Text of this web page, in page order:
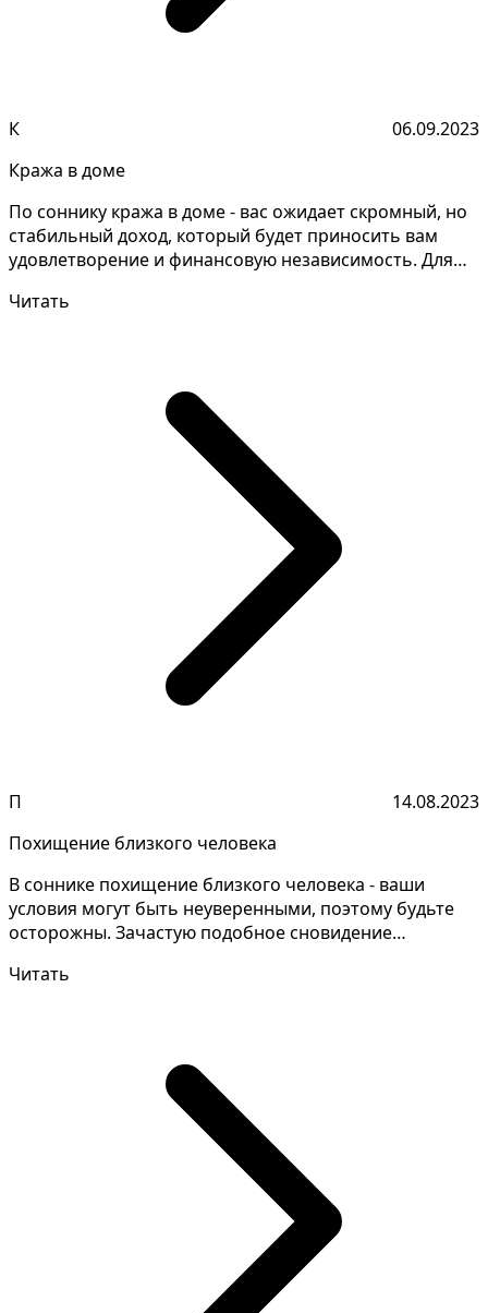
К
06.09.2023
Кража в доме
По соннику кража в доме - вас ожидает скромный, но
стабильный доход, который будет приносить вам
удовлетворение и финансовую независимость. Для
Читать
П
14.08.2023
Похищение близкого человека
В соннике похищение близкого человека - ваши
условия могут быть неуверенными, поэтому будьте
осторожны. Зачастую подобное сновидение
Читать